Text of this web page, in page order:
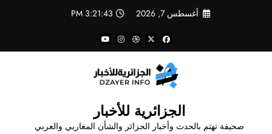
أغسطس 7, 2026 3:21:43 PM
الجزائرية للأخبار
صحيفة تهتم بالحدث وأخبار الجزائر والشأن المغاربي والعربي